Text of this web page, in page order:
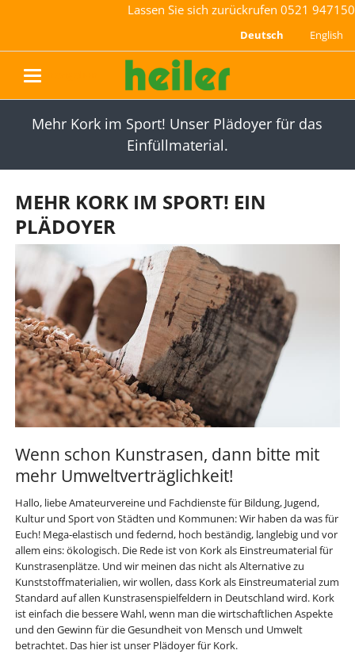
Lassen Sie sich zurückrufen 0521 947150
Deutsch English
Mehr Kork im Sport! Unser Plädoyer für das
Einfüllmaterial.
MEHR KORK IM SPORT! EIN
PLÄDOYER
Wenn schon Kunstrasen, dann bitte mit
mehr Umweltverträglichkeit!
Hallo, liebe Amateurvereine und Fachdienste für Bildung, Jugend,
Kultur und Sport von Städten und Kommunen: Wir haben da was für
Euch! Mega-elastisch und federnd, hoch beständig, langlebig und vor
allem eins: ökologisch. Die Rede ist von Kork als Einstreumaterial für
Kunstrasenplätze. Und wir meinen das nicht als Alternative zu
Kunststoffmaterialien, wir wollen, dass Kork als Einstreumaterial zum
Standard auf allen Kunstrasenspielfeldern in Deutschland wird. Kork
ist einfach die bessere Wahl, wenn man die wirtschaftlichen Aspekte
und den Gewinn für die Gesundheit von Mensch und Umwelt
betrachtet. Das hier ist unser Plädoyer für Kork.